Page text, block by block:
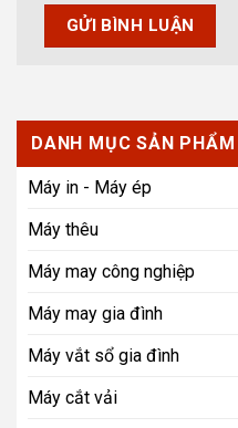
DANH MỤC SẢN PHẨM
Máy in - Máy ép
Máy thêu
Máy may công nghiệp
Máy may gia đình
Máy vắt sổ gia đình
Máy cắt vải